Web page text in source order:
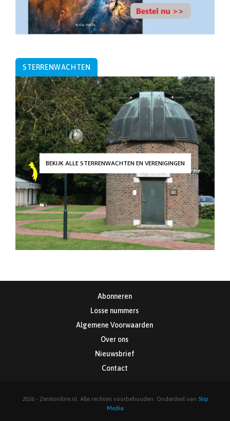
STERRENWACHTEN
BEKIJK ALLE STERRENWACHTEN EN VERENIGINGEN
Abonneren
Losse nummers
Algemene Voorwaarden
Over ons
Nieuwsbrief
Contact
2026 - Zenitonline.nl. Alle rechten voorbehouden. Onderdeel van Stip
Media